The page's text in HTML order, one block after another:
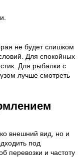
не будет слишком
Для спокойных
Для рыбалки с
лучше смотреть
внешний вид, но и
под
перевозки и частоту